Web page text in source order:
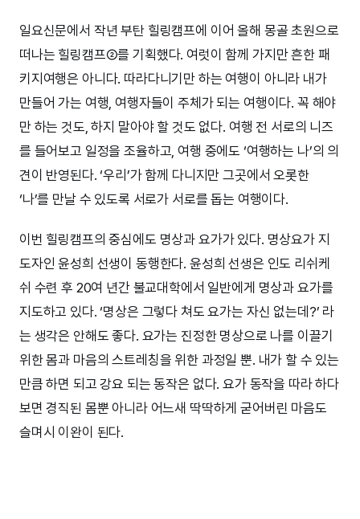
일요신문에서 작년 부탄 힐링캠프에 이어 올해 몽골 초원으로
떠나는 힐링캠프②를 기획했다. 여럿이 함께 가지만 흔한 패
키지여행은 아니다. 따라다니기만 하는 여행이 아니라 내가
만들어 가는 여행, 여행자들이 주체가 되는 여행이다. 꼭 해야
만 하는 것도, 하지 말아야 할 것도 없다. 여행 전 서로의 니즈
를 들어보고 일정을 조율하고, 여행 중에도 ‘여행하는 나’의 의
견이 반영된다. ‘우리’가 함께 다니지만 그곳에서 오롯한
‘나’를 만날 수 있도록 서로가 서로를 돕는 여행이다.
이번 힐링캠프의 중심에도 명상과 요가가 있다. 명상요가 지
도자인 윤성희 선생이 동행한다. 윤성희 선생은 인도 리쉬케
쉬 수련 후 20여 년간 불교대학에서 일반에게 명상과 요가를
지도하고 있다. ‘명상은 그렇다 쳐도 요가는 자신 없는데?’ 라
는 생각은 안해도 좋다. 요가는 진정한 명상으로 나를 이끌기
위한 몸과 마음의 스트레칭을 위한 과정일 뿐. 내가 할 수 있는
만큼 하면 되고 강요 되는 동작은 없다. 요가 동작을 따라 하다
보면 경직된 몸뿐 아니라 어느새 딱딱하게 굳어버린 마음도
슬며시 이완이 된다.